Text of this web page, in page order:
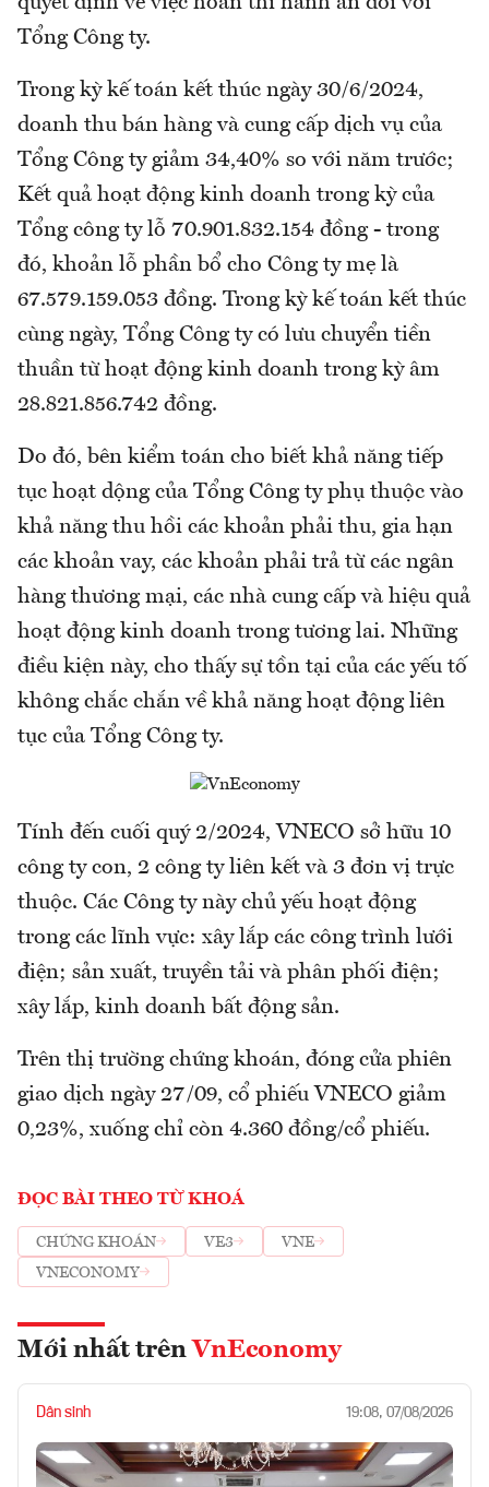
Tổng Công ty.
Trong kỳ kế toán kết thúc ngày 30/6/2024,
doanh thu bán hàng và cung cấp dịch vụ của
Tổng Công ty giảm 34,40% so với năm trước;
Kết quả hoạt động kinh doanh trong kỳ của
Tổng công ty lỗ 70.901.832.154 đồng - trong
đó, khoản lỗ phần bổ cho Công ty mẹ là
67.579.159.053 đồng. Trong kỳ kế toán kết thúc
cùng ngày, Tổng Công ty có lưu chuyển tiền
thuần từ hoạt động kinh doanh trong kỳ âm
28.821.856.742 đồng.
Do đó, bên kiểm toán cho biết khả năng tiếp
tục hoạt dộng của Tổng Công ty phụ thuộc vào
khả năng thu hồi các khoản phải thu, gia hạn
các khoản vay, các khoản phải trả từ các ngân
hàng thương mại, các nhà cung cấp và hiệu quả
hoạt động kinh doanh trong tương lai. Những
điều kiện này, cho thấy sự tồn tại của các yếu tố
không chắc chắn về khả năng hoạt động liên
tục của Tổng Công ty.
Tính đến cuối quý 2/2024, VNECO sở hữu 10
công ty con, 2 công ty liên kết và 3 đơn vị trực
thuộc. Các Công ty này chủ yếu hoạt động
trong các lĩnh vực: xây lắp các công trình lưới
điện; sản xuất, truyền tải và phân phối điện;
xây lắp, kinh doanh bất động sản.
Trên thị trường chứng khoán, đóng cửa phiên
giao dịch ngày 27/09, cổ phiếu VNECO giảm
0,23%, xuống chỉ còn 4.360 đồng/cổ phiếu.
ĐỌC BÀI THEO TỪ KHOÁ
CHỨNG KHOÁN VE3
VNE
VNECONOMY
Mới nhất trên VnEconomy
Dân sinh 19:08, 07/08/2026